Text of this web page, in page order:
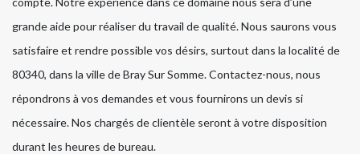
grande aide pour réaliser du travail de qualité. Nous saurons vous
satisfaire et rendre possible vos désirs, surtout dans la localité de
80340, dans la ville de Bray Sur Somme. Contactez-nous, nous
répondrons à vos demandes et vous fournirons un devis si
nécessaire. Nos chargés de clientèle seront à votre disposition
durant les heures de bureau.